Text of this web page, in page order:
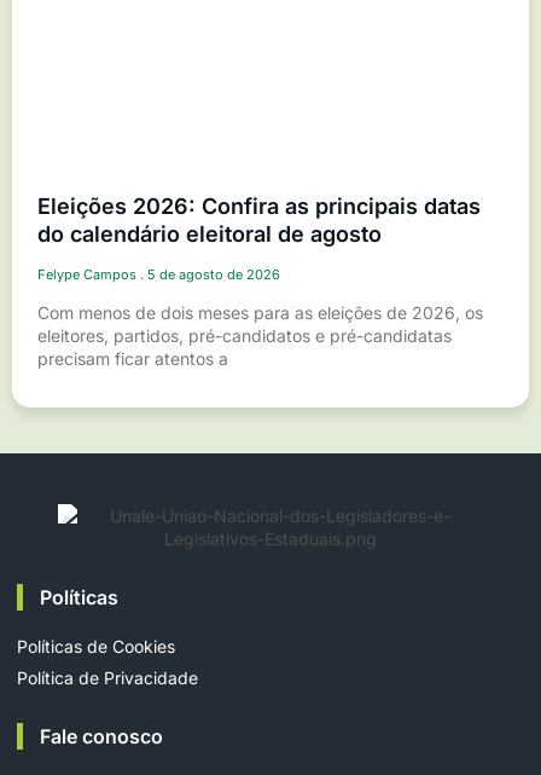
Eleições 2026: Confira as principais datas
do calendário eleitoral de agosto
Felype Campos 5 de agosto de 2026
Com menos de dois meses para as eleições de 2026, os
eleitores, partidos, pré-candidatos e pré-candidatas
precisam ficar atentos a
Políticas
Políticas de Cookies
Política de Privacidade
Fale conosco